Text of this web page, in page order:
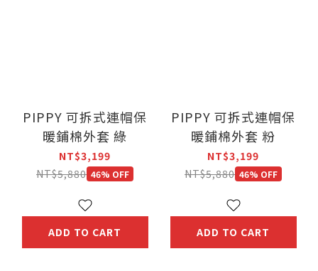
PIPPY 可拆式連帽保
暖鋪棉外套 綠
NT$3,199
NT$5,880 46% OFF
ADD TO CART
PIPPY 可拆式連帽保
暖鋪棉外套 粉
NT$3,199
NT$5,880 46% OFF
ADD TO CART